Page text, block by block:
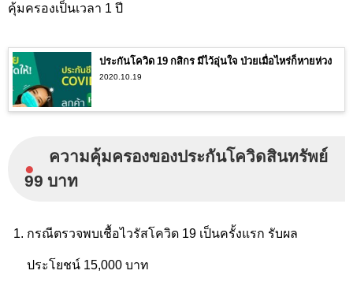
คุ้มครองเป็นเวลา 1 ปี
ประกันโควิด 19 กสิกร มีไว้อุ่นใจ ป่วยเมื่อไหร่ก็หายห่วง
2020.10.19
●
ความคุ้มครองของประกันโควิดสินทรัพย์
99 บาท
กรณีตรวจพบเชื้อไวรัสโควิด 19 เป็นครั้งแรก รับผล
ประโยชน์ 15,000 บาท